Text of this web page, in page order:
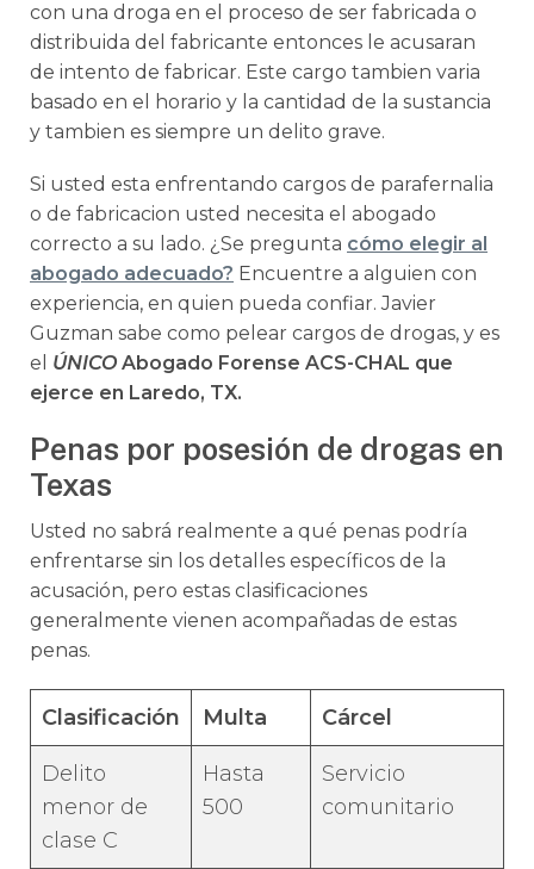
con una droga en el proceso de ser fabricada o
distribuida del fabricante entonces le acusaran
de intento de fabricar. Este cargo tambien varia
basado en el horario y la cantidad de la sustancia
y tambien es siempre un delito grave.
Si usted esta enfrentando cargos de parafernalia
o de fabricacion usted necesita el abogado
correcto a su lado. ¿Se pregunta cómo elegir al
abogado adecuado? Encuentre a alguien con
experiencia, en quien pueda confiar. Javier
Guzman sabe como pelear cargos de drogas, y es
el ÚNICO Abogado Forense ACS-CHAL que
ejerce en Laredo, TX.
Penas por posesión de drogas en
Texas
Usted no sabrá realmente a qué penas podría
enfrentarse sin los detalles específicos de la
acusación, pero estas clasificaciones
generalmente vienen acompañadas de estas
penas.
Clasificación Multa Cárcel
Delito
menor de
clase C
Hasta
500
Servicio
comunitario